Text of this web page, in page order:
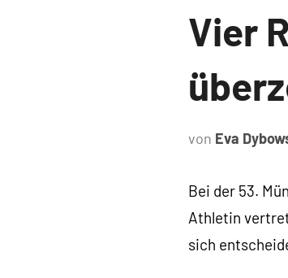
News
Vier
von Eva
Bei der 53.
Athletin
sich